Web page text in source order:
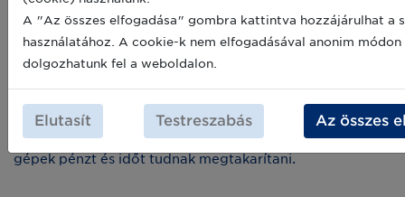
digitális verzió a fizikai gépekből kinyert adatokkal előre
kevésbé hatékony műveletekre és jelzi a karbantartás
szükségességét.
Miért innovatív? Az előrejelzés lehetőséget biztosít a
hatékonyság optimalizálására. Így most bizonyos
műveletek vagy éppen a karbantartás leállítása helyett a
gépek pénzt és időt tudnak megtakarítani.
A "Az összes elfogadása" gombra kattintva hozzájárulhat a
használatához. A cookie-k nem elfogadásával anonim
dolgozhatunk fel a weboldalon.
Elutasít Testreszabás Az összes